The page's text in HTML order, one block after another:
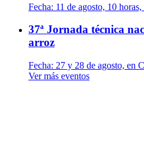
Fecha: 11 de agosto, 10 horas,
37ª Jornada técnica
arroz
Fecha: 27 y 28 de agosto, en
Ver más eventos